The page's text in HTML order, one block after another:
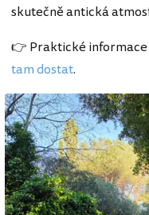
skutečně antická
👉 Praktické
tam dostat.